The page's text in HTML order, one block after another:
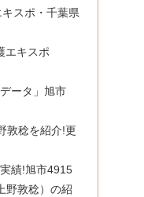
キスポ・千葉県
エキスポ
ータ」旭市
敦稔を紹介!更
績!旭市4915
野敦稔）の紹